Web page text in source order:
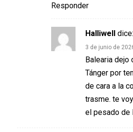
Responder
Halliwell dice:
3 de junio de
Balearia dejo
Tánger por
de cara a la
trasme. te
el pesado de